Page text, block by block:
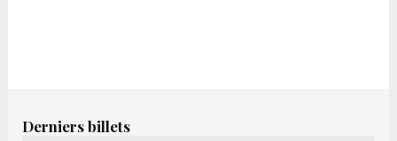
Derniers billets